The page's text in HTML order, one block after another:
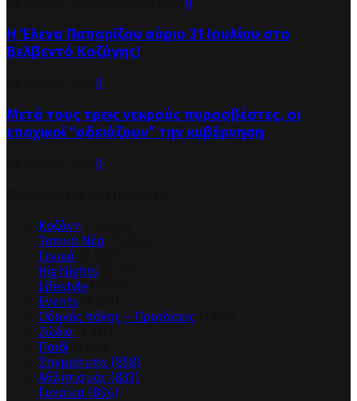
0
Η Έλενα Παπαρίζου αύριο 31 Ιουλίου στο
Βελβεντό Κοζάνης!
0
Μετά τους τρεις νεκρούς πυροσβέστες, οι
εποχικοί “αδειάζουν” την κυβέρνηση
0
Κοζάνη
Τοπικά Νέα
Γενικά
Highlights
Lifestyle
Events
Οδηγός πόλης – Προτάσεις
Ζώδια
Παιδί
Στιγμιότυπα (858)
Αθλητισμός (833)
Γυναίκα (804)